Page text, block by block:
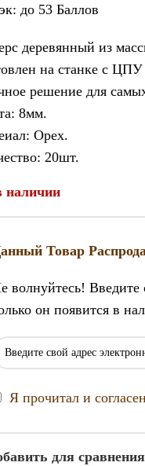
до 53 Баллов
деревянный из
на станке с
решение для
8мм.
Орех.
20шт.
наличии
Товар
волнуйтесь!
он появится в
Я прочитал и согласен
для сравнения